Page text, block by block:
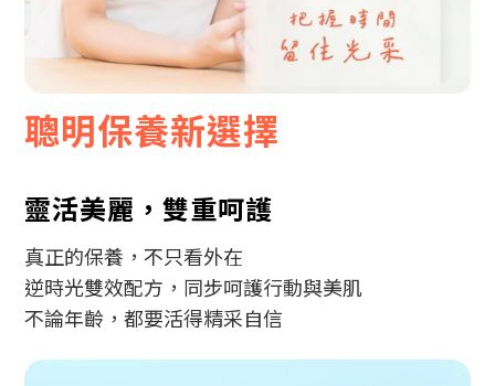
聰明保養新選擇
靈活美麗，雙重呵護
真正的保養，不只看外在
逆時光雙效配方，同步呵護行動與美肌
不論年齡，都要活得精采自信